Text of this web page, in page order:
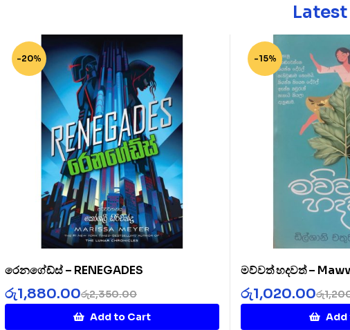
-20%
රෙනගේඩ්ස් – RENEGADES
රු2,350.00
රු1,880.00
Add to Cart
-15%
මව්වත් හදවත් –
රු
රු1,020.00
Add